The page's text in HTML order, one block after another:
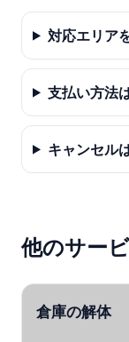
対応エリア
支払い方法
キャンセル
他のサー
倉庫の解体